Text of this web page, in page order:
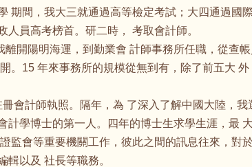
期間，我大三就通過高等檢定考試；大四通過國
員高考榜首。研二時， 考取會計師。
開陽明海運，到勤業會 計師事務所任職，從查
。15 年來事務所的規模從無到有，除了前五大
會計師執照。隔年，為 了深入了解中國大陸，
計學博士的第一人。四年的博士生求學生涯，最
監會等重要機關工作，彼此之間的訊息往來，對
以及 社長等職務。